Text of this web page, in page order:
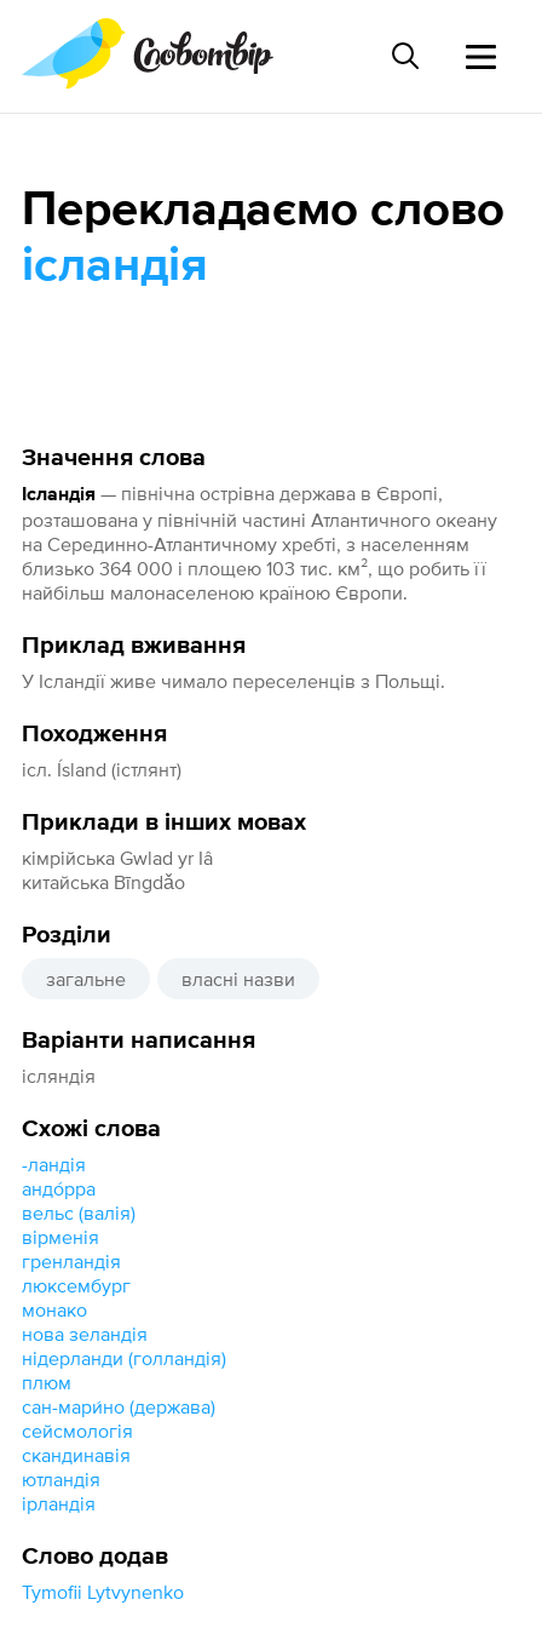
Значення слова
Ісландія— північна острівна держава в Європі,
розташована у північній частині Атлантичного океану
на Серединно-Атлантичному хребті, з населенням
близько 364 000 і площею 103 тис. км², що робить її
найбільш малонаселеною країною Європи.
Приклад вживання
У Ісландії живе чимало переселенців з Польщі.
Походження
ісл. Ísland (істлянт)
Приклади в інших мовах
кімрійська Gwlad yr Iâ
китайська Bīngdǎo
Розділи
загальне власні назви
Варіанти написання
ісляндія
Схожі слова
-ландія
андо́рра
вельс (валія)
вірменія
гренландія
люксембург
монако
нова зеландія
нідерланди (голландія)
плюм
сан-мари́но (держава)
сейсмологія
скандинавія
ютландія
ірландія
Слово додав
Tymofii Lytvynenko
Перекладаємо слово
ісландія